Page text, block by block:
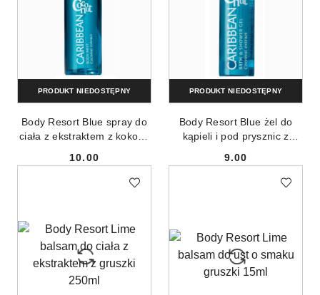
Body Resort Blue spray do
ciała z ekstraktem z kokosa
Cena:
10.00
PRODUKT NIEDOSTĘPNY
Body Resort Blue żel do
kąpieli i pod prysznic z
Cena:
9.00
PRODUKT NIEDOSTĘPNY